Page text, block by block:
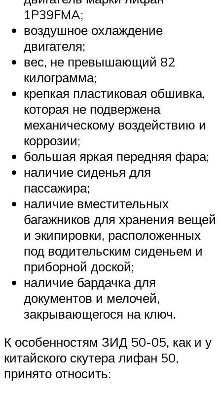
1P39FMA;
воздушное охлаждение
двигателя;
вес, не превышающий 82
килограмма;
крепкая пластиковая обшивка,
которая не подвержена
механическому воздействию и
коррозии;
большая яркая передняя фара;
наличие сиденья для
пассажира;
наличие вместительных
багажников для хранения вещей
и экипировки, расположенных
под водительским сиденьем и
приборной доской;
наличие бардачка для
документов и мелочей,
закрывающегося на ключ.
К особенностям ЗИД 50-05, как и у
китайского скутера лифан 50,
принято относить: